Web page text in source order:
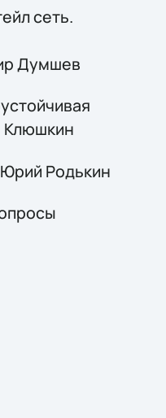
сеть.
Думшев
Клюшкин
Юрий Родькин